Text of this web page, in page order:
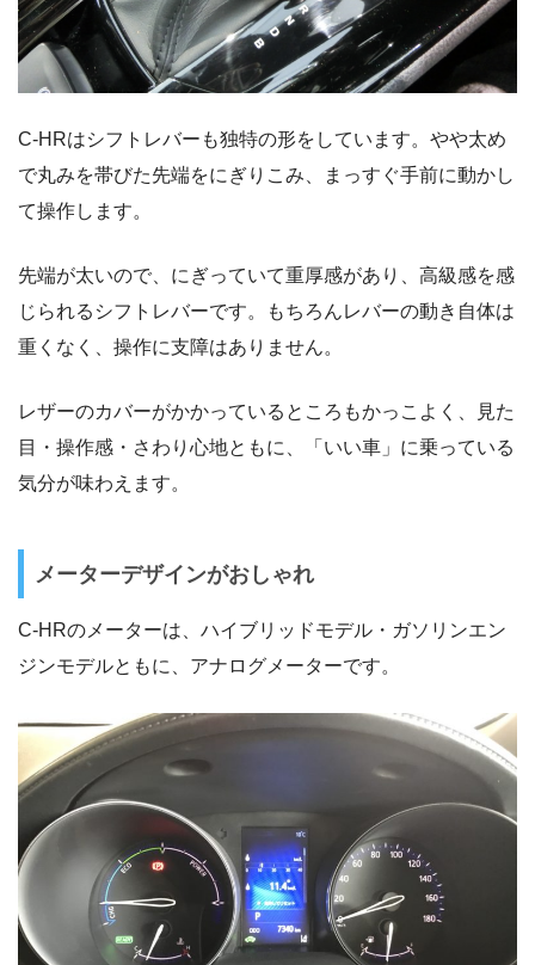
C-HRはシフトレバーも独特の形をしています。やや太め
で丸みを帯びた先端をにぎりこみ、まっすぐ手前に動かし
て操作します。
先端が太いので、にぎっていて重厚感があり、高級感を感
じられるシフトレバーです。もちろんレバーの動き自体は
重くなく、操作に支障はありません。
レザーのカバーがかかっているところもかっこよく、見た
目・操作感・さわり心地ともに、「いい車」に乗っている
気分が味わえます。
メーターデザインがおしゃれ
C-HRのメーターは、ハイブリッドモデル・ガソリンエン
ジンモデルともに、アナログメーターです。